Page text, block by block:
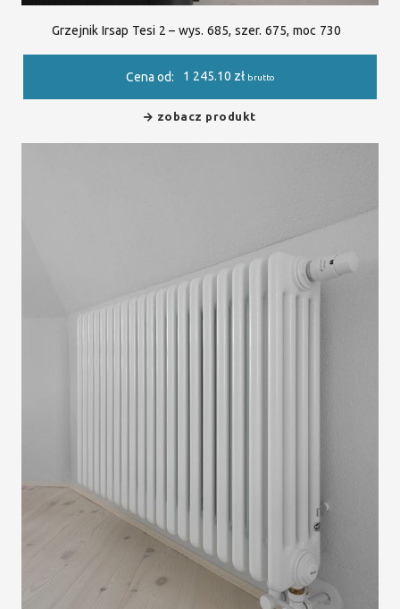
Grzejnik Irsap Tesi 2 – wys. 685, szer. 675, moc 730
Cena od: 1 245.10 zł brutto
zobacz produkt